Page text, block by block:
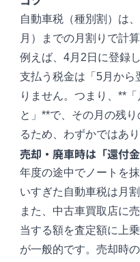
自動車税（種別割）は
月）までの月割りで計算
例えば、4月2日に登録
支払う税金は「5月から
りません。つまり、**
と」**で、その月の残
るため、わずかではあ
売却・廃車時は「還付
年度の途中でノートを
いすぎた自動車税は月
また、中古車買取店に
当する額を査定額に上
が一般的です。売却時